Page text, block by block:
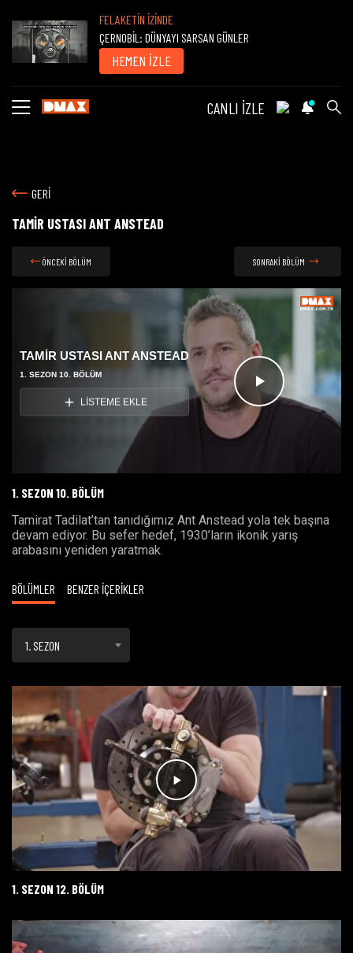
FELAKETİN İZİNDE
ÇERNOBİL: DÜNYAYI SARSAN GÜNLER
HEMEN İZLE
CANLI İZLE
GERİ
TAMİR USTASI ANT ANSTEAD
ÖNCEKİ BÖLÜM SONRAKİ BÖLÜM
Videoyu
TAMİR USTASI ANT ANSTEAD
1. SEZON 10. BÖLÜM
LİSTEME EKLE
1. SEZON 10. BÖLÜM
Tamirat Tadilat’tan tanıdığımız Ant Anstead yola tek başına
devam ediyor. Bu sefer hedef, 1930’ların ikonik yarış
arabasını yeniden yaratmak.
BÖLÜMLER BENZER İÇERİKLER
1. SEZON
1. SEZON 12. BÖLÜM